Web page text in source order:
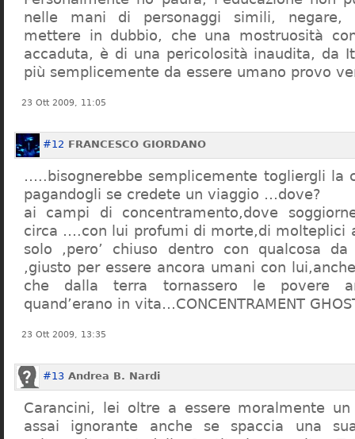
nelle mani di personaggi simili, negare,
mettere in dubbio, che una mostruosità
accaduta, è di una pericolosità inaudita, da
più semplicemente da essere umano provo
23 Ott 2009, 11:05
#12 FRANCESCO GIORDANO
…..bisognerebbe semplicemente togliergli la
pagandogli se credete un viaggio …dove?
ai campi di concentramento,dove
circa ….con lui profumi di morte,di molteplici
solo ,pero’ chiuso dentro con qualcosa
,giusto per essere ancora umani con
che dalla terra tornassero le povere
quand’erano in vita…CONCENTRAMENT
23 Ott 2009, 13:35
#13 Andrea B. Nardi
Carancini, lei oltre a essere moralmente
assai ignorante anche se spaccia una